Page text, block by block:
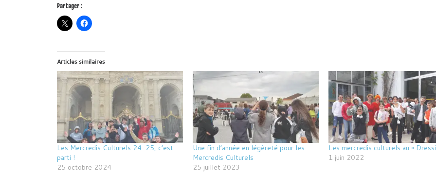
Partager :
Articles similaires
Les Mercredis Culturels 24-25, c’est
parti !
25 octobre 2024
Une fin d’année en légèreté pour les
Mercredis Culturels
25 juillet 2023
Les mercredis culturels au «
1 juin 2022